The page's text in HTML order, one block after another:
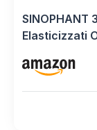
SINOPHANT
Elasticizzati